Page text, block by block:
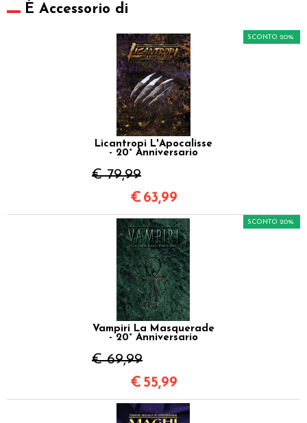
È Accessorio di
Licantropi L'Apocalisse
- 20° Anniversario
€ 79,99
SCONTO 20%
€ 63,99
Vampiri La Masquerade
- 20° Anniversario
€ 69,99
SCONTO 20%
€ 55,99